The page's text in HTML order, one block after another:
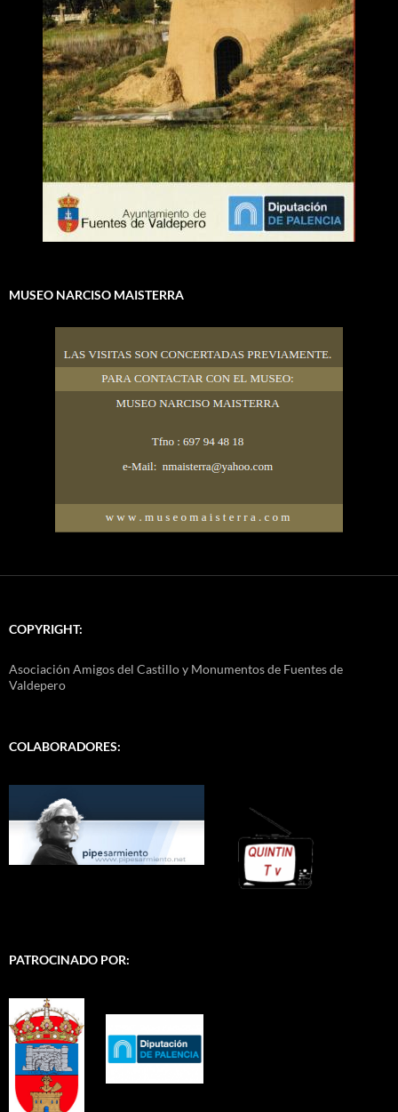
MUSEO NARCISO MAISTERRA
COPYRIGHT:
Asociación Amigos del Castillo y Monumentos de Fuentes de
Valdepero
COLABORADORES:
PATROCINADO POR: